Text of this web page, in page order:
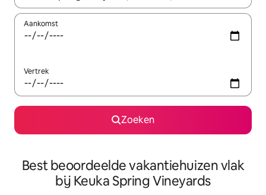
Aankomst
Vertrek
Zoeken
Best beoordeelde vakantiehuizen vlak
bij Keuka Spring Vineyards